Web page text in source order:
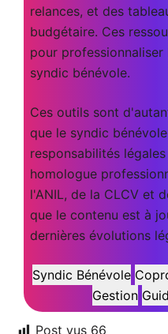
relances, et des
budgétaire. Ces
pour professionnaliser
syndic bénévole.
Ces outils sont
que le syndic
responsabilités
homologue
l'ANIL, de la CLCV et
que le contenu est à
dernières évolutions
Syndic Bénévole
Gestion
Post vus 66